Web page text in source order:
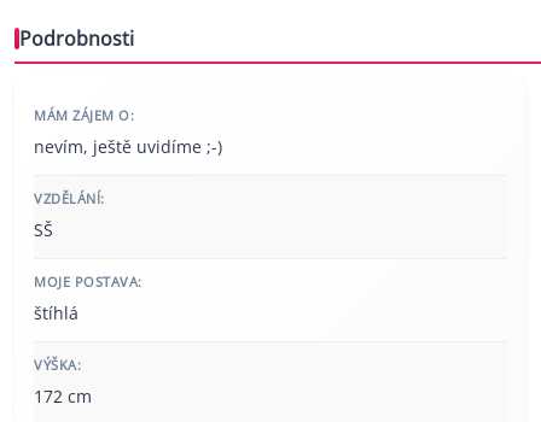
Podrobnosti
MÁM ZÁJEM O:
nevím, ještě uvidíme ;-)
VZDĚLÁNÍ:
SŠ
MOJE POSTAVA:
štíhlá
VÝŠKA:
172 cm